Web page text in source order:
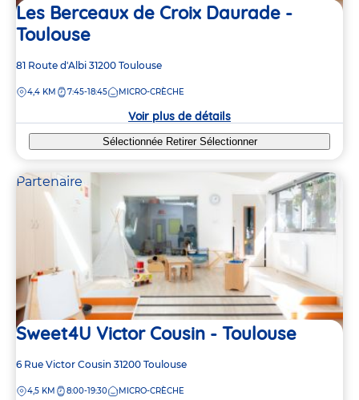
Les Berceaux de Croix Daurade -
Toulouse
Adresse
la
81 Route d'Albi 31200 Toulouse
DISTANCE
4,4 KM 7:45-18:45 MICRO-CRÈCHE
Voir plus de détails
Sélectionnée Retirer Sélectionner
Partenaire
Sweet4U Victor Cousin - Toulouse
Adresse
la
6 Rue Victor Cousin 31200 Toulouse
DISTANCE
4,5 KM 8:00-19:30 MICRO-CRÈCHE